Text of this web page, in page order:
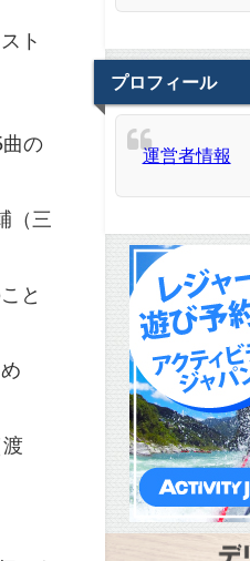
ト
の
（三
と
プロフィール
運営者情報